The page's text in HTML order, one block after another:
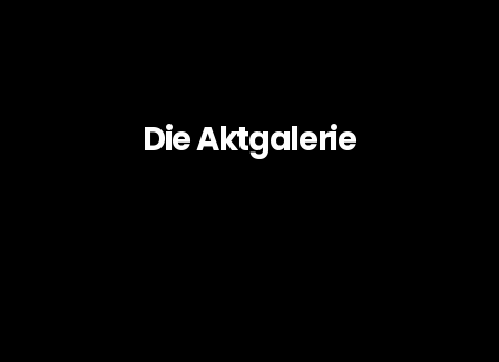
Die Aktgalerie